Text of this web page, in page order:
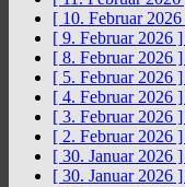
[ 10. Februar
[ 9. Februar 2026 ]
[ 8. Februar 2026 ]
[ 5. Februar 2026 ]
[ 4. Februar 2026 ]
[ 3. Februar 2026 ]
[ 2. Februar 2026 ]
[ 30. Januar 2026 ]
[ 30. Januar 2026 ]